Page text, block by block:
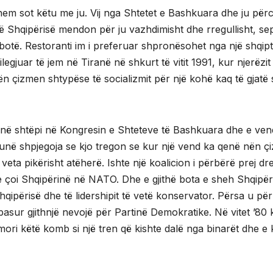
sot këtu me ju. Vij nga Shtetet e Bashkuara dhe ju
Shqipërisë mendon për ju vazhdimisht dhe rregullisht,
Restoranti im i preferuar shpronësohet nga një
të jem në Tiranë në shkurt të vitit 1991, kur
çizmen shtypëse të socializmit për një kohë kaq të
shtëpi në Kongresin e Shteteve të Bashkuara dhe e
shpjegoja se kjo tregon se kur një vend ka qenë nën
pikërisht atëherë. Ishte një koalicion i përbërë prej
Shqipërinë në NATO. Dhe e gjithë bota e sheh
dhe të lidershipit të vetë konservator. Përsa u
gjithnjë nevojë për Partinë Demokratike. Në vitet
këtë komb si një tren që kishte dalë nga binarët dhe